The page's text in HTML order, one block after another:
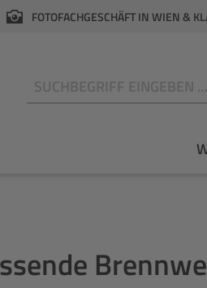
FOTOFACHGESCHÄFT IN WIEN &